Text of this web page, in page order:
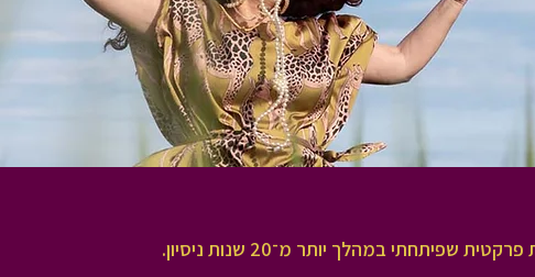
שפיתחתי במהלך יותר מ־20 שנות ניסיון.